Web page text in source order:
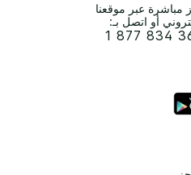
مباشرة عبر موقعنا
أو اتصل بـ:
1 877 834